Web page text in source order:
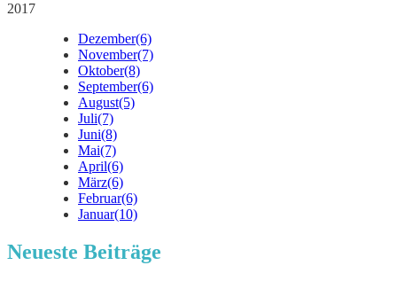
2017
Dezember(6)
November(7)
Oktober(8)
September(6)
August(5)
Juli(7)
Juni(8)
Mai(7)
April(6)
März(6)
Februar(6)
Januar(10)
Neueste Beiträge